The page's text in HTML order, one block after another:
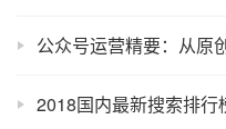
公众号运营精要：从原
2018国内最新搜索排行